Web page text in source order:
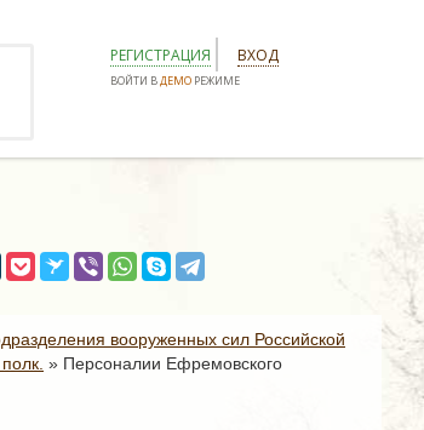
РЕГИСТРАЦИЯ ВХОД
ВОЙТИ ВДЕМО РЕЖИМЕ
вооруженных сил Российской
» Персоналии Ефремовского